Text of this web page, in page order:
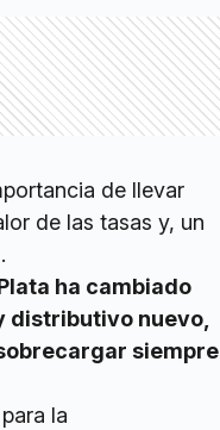
de llevar
de las tasas y, un
ha cambiado
distributivo nuevo,
siempre
la